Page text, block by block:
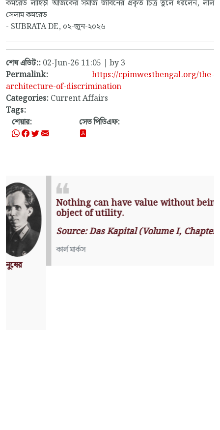
কমরেড লাহিড়ী আজকের সমাজ জীবনের প্রকৃত চিত্র তুলে ধরলেন, লাল
সেলাম কমরেড
- SUBRATA DE, ০২-জুন-২০২৬
শেষ এডিট:: 02-Jun-26 11:05 | by 3
Permalink:
https://cpimwestbengal.org/the-
architecture-of-discrimination
Categories: Current Affairs
Tags:
শেয়ার:
সেভ পিডিএফ:
Nothing can have value without
being an object of utility.
Source: Das Kapital (Volume I,
Chapter 1)
কার্ল মার্কস